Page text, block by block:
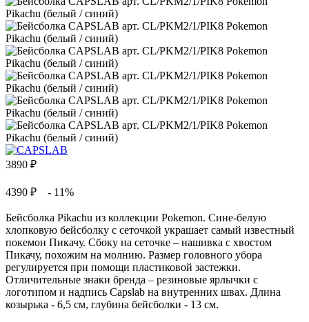
3890 ₽
4390 ₽ - 11%
Бейсболка Pikachu из коллекции Pokemon. Сине-белую
хлопковую бейсболку с сеточкой украшает самый известный
покемон Пикачу. Сбоку на сеточке – нашивка с хвостом
Пикачу, похожим на молнию. Размер головного убора
регулируется при помощи пластиковой застежки.
Отличительные знаки бренда – резиновые ярлычки с
логотипом и надпись Capslab на внутренних швах. Длина
козырька - 6,5 см, глубина бейсболки - 13 см.